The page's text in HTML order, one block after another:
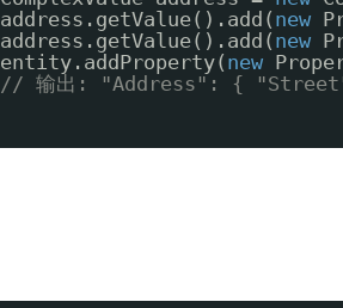
address.getValue().add( new
address.getValue().add( new
entity.addProperty( new
// 输出: "Address": {